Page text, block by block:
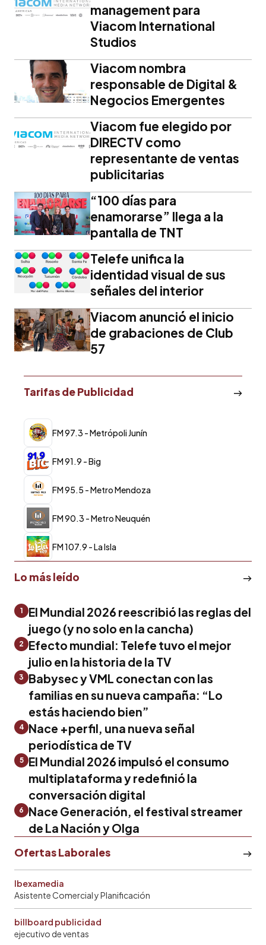
management para
Viacom International
Studios
Viacom nombra
responsable de Digital &
Negocios Emergentes
Viacom fue elegido por
DIRECTV como
representante de ventas
publicitarias
“100 días para
enamorarse” llega a la
pantalla de TNT
Telefe unifica la
identidad visual de sus
señales del interior
Viacom anunció el inicio
de grabaciones de Club
57
Tarifas de Publicidad
FM 97.3 - Metrópoli Junín
FM 91.9 - Big
FM 95.5 - Metro Mendoza
FM 90.3 - Metro Neuquén
FM 107.9 - La Isla
Lo más leído
1
El Mundial 2026 reescribió las reglas del
juego (y no solo en la cancha)
2
Efecto mundial: Telefe tuvo el mejor
julio en la historia de la TV
3
Babysec y VML conectan con las
familias en su nueva campaña: “Lo
estás haciendo bien”
4 Nace +perfil, una nueva señal
periodística de TV
5
El Mundial 2026 impulsó el consumo
multiplataforma y redefinió la
conversación digital
6
Nace Generación, el festival streamer
de La Nación y Olga
Ofertas Laborales
Ibexamedia
Asistente Comercial y Planificación
billboard publicidad
ejecutivo de ventas